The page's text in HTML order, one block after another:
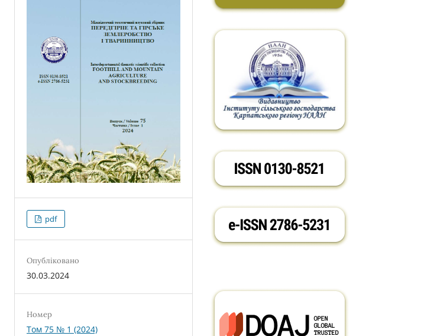
pdf
Опубліковано
30.03.2024
Номер
Том 75 № 1 (2024)